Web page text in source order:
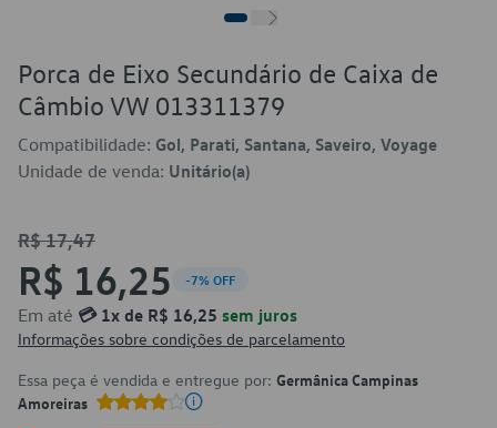
Porca de Eixo Secundário de Caixa de
Câmbio VW 013311379
Compatibilidade: Gol, Parati, Santana, Saveiro, Voyage
Unidade de venda: Unitário(a)
R$ 17,47
R$ 16,25 -7% OFF
Em até 💳 1x de R$ 16,25 sem juros
Informações sobre condições de parcelamento
Essa peça é vendida e entregue por: Germânica Campinas
Amoreiras